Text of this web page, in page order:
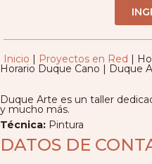
Inicio | Proyectos en Red |
Horario Duque Cano | Duque
Duque Arte es un taller
y mucho más.
Técnica: Pintura
DATOS DE